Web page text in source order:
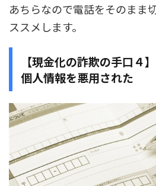
あちらなので電話をそのまま
ススメします。
【現金化の詐欺の手口４】
個人情報を悪用された